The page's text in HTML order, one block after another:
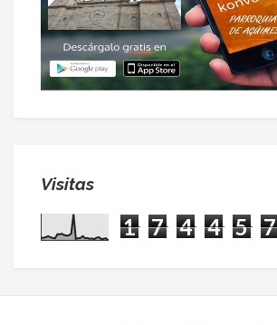
Visitas
1 7 4 4 5 7